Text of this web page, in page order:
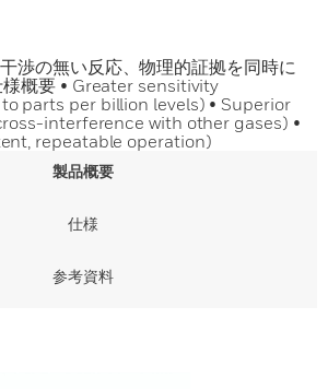
渉の無い反応、物理的証拠を同時に
様概要 • Greater sensitivity
parts per billion levels) • Superior
interference with other gases) •
repeatable operation)
製品概要
仕様
参考資料